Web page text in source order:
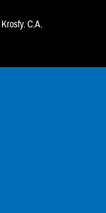
Krosfy. C.A.